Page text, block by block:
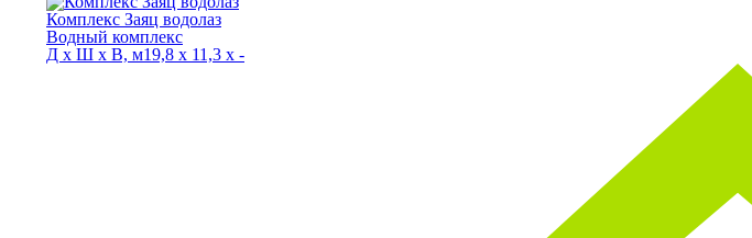
Комплекс Заяц водолаз
Водный комплекс
Д х Ш х В, м19,8 х 11,3 х -